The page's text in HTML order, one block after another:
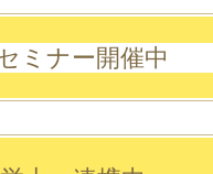
ミナー開催中